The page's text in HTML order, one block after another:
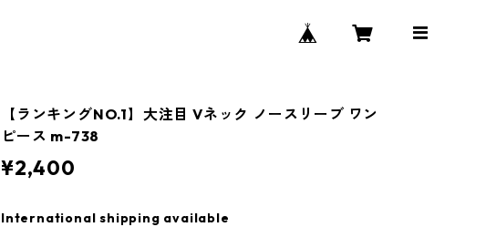
【ランキングNO.1】大注目 Vネック ノースリーブ ワン
ピース m-738
¥2,400
International shipping available